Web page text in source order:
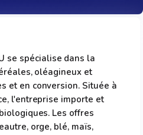
se spécialise dans la
oléagineux et
et en conversion. Située à
l'entreprise importe et
Les offres
orge, blé, maïs,